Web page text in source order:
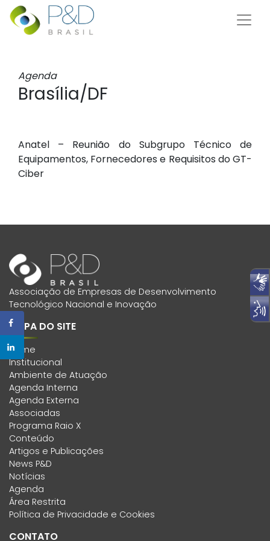
Agenda
Brasília/DF
Anatel – Reunião do Subgrupo Técnico de
Equipamentos, Fornecedores e Requisitos do GT-
Ciber
Associação de Empresas de Desenvolvimento
Tecnológico Nacional e Inovação
MAPA DO SITE
Home
Institucional
Ambiente de Atuação
Agenda Interna
Agenda Externa
Associadas
Programa Raio X
Conteúdo
Artigos e Publicações
News P&D
Notícias
Agenda
Área Restrita
Política de Privacidade e Cookies
CONTATO